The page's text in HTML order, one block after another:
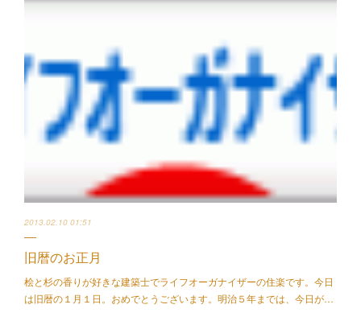
2013.02.10 01:51
旧暦のお正月
桧と杉の香りが好きな建築士でライフオーガナイザーの住楽です。今日
は旧暦の１月１日。おめでとうございます。明治５年までは、今日が…